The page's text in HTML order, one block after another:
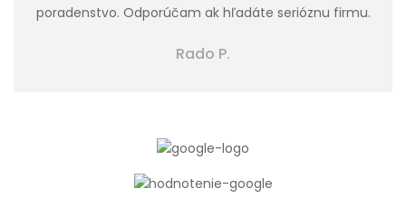
poradenstvo. Odporúčam ak hľadáte serióznu firmu.
Rado P.